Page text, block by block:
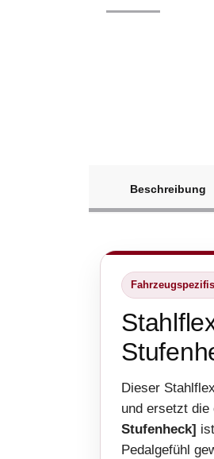
Beschreibung
Dieser
und ersetzt die
Stufenheck]
Pedalgefühl